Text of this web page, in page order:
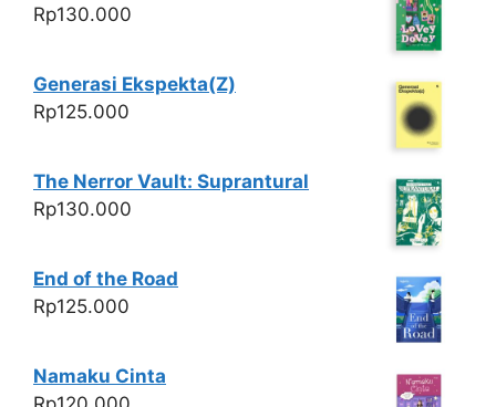
Rp130.000
Generasi Ekspekta(Z)
Rp125.000
The Nerror Vault: Suprantural
Rp130.000
End of the Road
Rp125.000
Namaku Cinta